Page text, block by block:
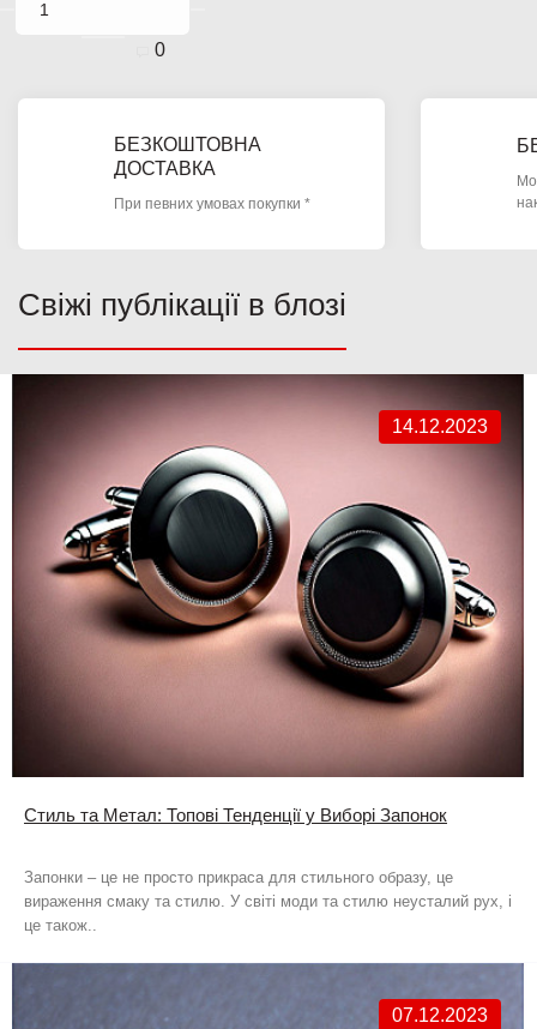
0
БЕЗКОШТОВНА
ДОСТАВКА
При певних умовах покупки *
Свіжі публікації в блозі
14.12.2023
Стиль та Метал: Топові Тенденції у Виборі Запонок
Запонки – це не просто прикраса для стильного образу, це
вираження смаку та стилю. У світі моди та стилю неусталий рух, і
це також..
07.12.2023